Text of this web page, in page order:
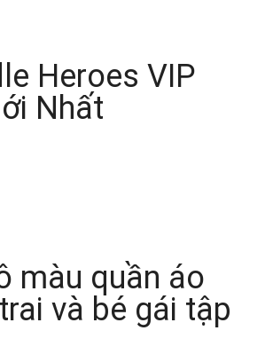
Heroes VIP
Nhất
màu quần áo
và bé gái tập